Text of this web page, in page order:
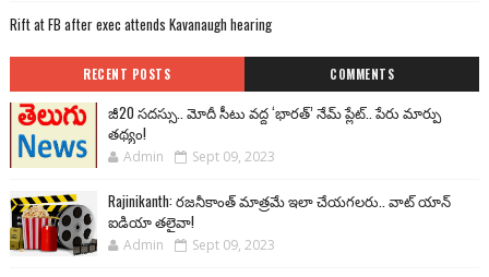
Rift at FB after exec attends Kavanaugh hearing
RECENT POSTS COMMENTS
జీ20 సదస్సు.. మోదీ సీటు వద్ద ‘భారత్’ నేమ్ ప్లేట్‌.. పేరు మార్పు
తథ్యం!
Admin Sept 09, 2023
Rajinikanth: రజనీకాంత్ మాత్రమే ఇలా చేయగలరు.. వాట్ యాన్
ఐడియా తలైవా!
Admin Sept 09, 2023